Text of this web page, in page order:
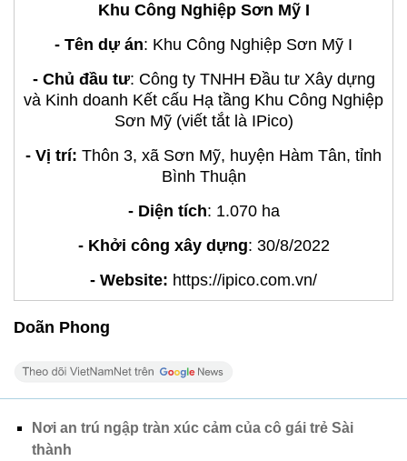
Khu Công Nghiệp Sơn Mỹ I
- Tên dự án: Khu Công Nghiệp Sơn Mỹ I
- Chủ đầu tư: Công ty TNHH Đầu tư Xây dựng
và Kinh doanh Kết cấu Hạ tầng Khu Công Nghiệp
Sơn Mỹ (viết tắt là IPico)
- Vị trí: Thôn 3, xã Sơn Mỹ, huyện Hàm Tân, tỉnh
Bình Thuận
- Diện tích: 1.070 ha
- Khởi công xây dựng: 30/8/2022
- Website: https://ipico.com.vn/
Doãn Phong
Nơi an trú ngập tràn xúc cảm của cô gái trẻ Sài
thành